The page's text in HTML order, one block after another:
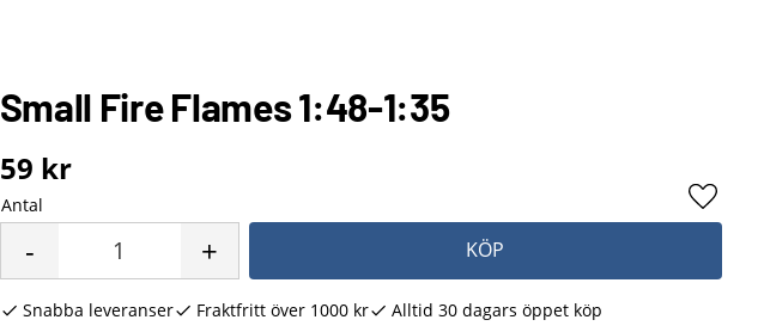
Small Fire Flames 1:48-1:35
59 kr
Antal
+
- KÖP
Lägg
Snabba leveranser Fraktfritt över 1000 kr Alltid 30 dagars öppet köp